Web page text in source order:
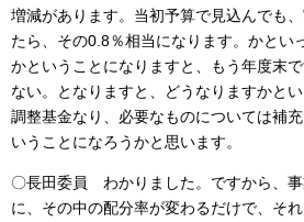
増減があります。当初予算で見込んでも
たら、その0.8％相当になります。かとい
かということになりますと、もう年度末
ない。となりますと、どうなりますかと
調整基金なり、必要なものについては補
いうことになろうかと思います。
〇長田委員 わかりました。ですから、
に、その中の配分率が変わるだけで、そ